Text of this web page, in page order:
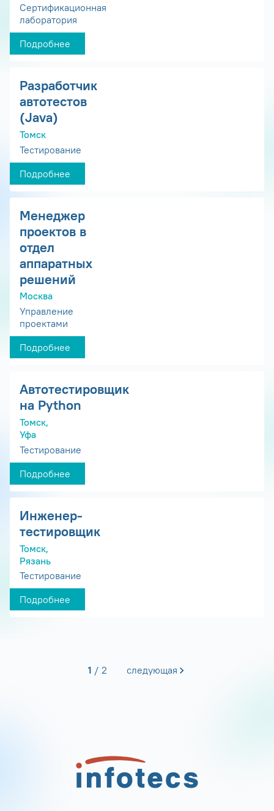
Сертификационная
лаборатория
Подробнее
Разработчик
автотестов
(Java)
Томск
Тестирование
Подробнее
Менеджер
проектов в
отдел
аппаратных
решений
Москва
Управление
проектами
Подробнее
Автотестировщик
на Python
Томск,
Уфа
Тестирование
Подробнее
Инженер-
тестировщик
Томск,
Рязань
Тестирование
Подробнее
1 2 следующая